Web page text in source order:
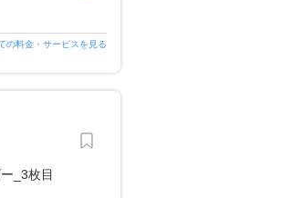
の料金・サービスを見る